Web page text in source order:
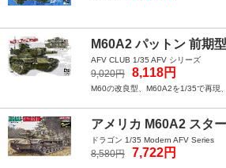
M60A2 パットン 前期型
AFV CLUB 1/35 AFV シリーズ
9,020円 8,118円
M60の改良型、M60A2を1/35で再現
アメリカ M60A2 スタ
ドラゴン 1/35 Modern AFV Series
8,580円 7,722円